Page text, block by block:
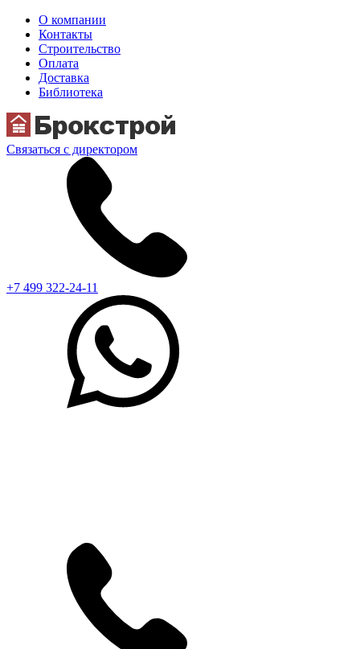
О компании
Контакты
Строительство
Оплата
Доставка
Библиотека
Связаться с директором
+7 499 322-24-11